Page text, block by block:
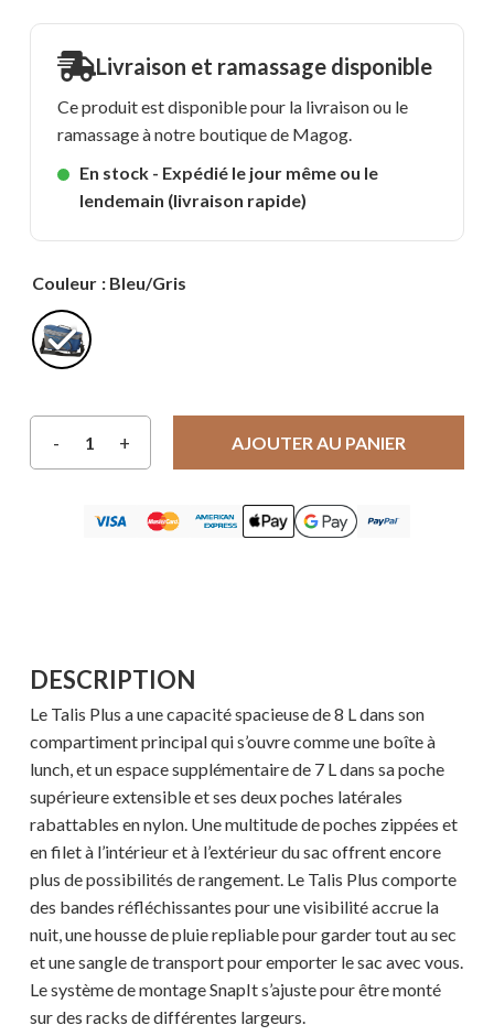
Livraison et ramassage disponible
Ce produit est disponible pour la livraison ou le
ramassage à notre boutique de Magog.
En stock - Expédié le jour même ou le
lendemain (livraison rapide)
Couleur : Bleu/Gris
AJOUTER AU PANIER
DESCRIPTION
Le Talis Plus a une capacité spacieuse de 8 L dans son
compartiment principal qui s’ouvre comme une boîte à
lunch, et un espace supplémentaire de 7 L dans sa poche
supérieure extensible et ses deux poches latérales
rabattables en nylon. Une multitude de poches zippées et
en filet à l’intérieur et à l’extérieur du sac offrent encore
plus de possibilités de rangement. Le Talis Plus comporte
des bandes réfléchissantes pour une visibilité accrue la
nuit, une housse de pluie repliable pour garder tout au sec
et une sangle de transport pour emporter le sac avec vous.
Le système de montage SnapIt s’ajuste pour être monté
sur des racks de différentes largeurs.